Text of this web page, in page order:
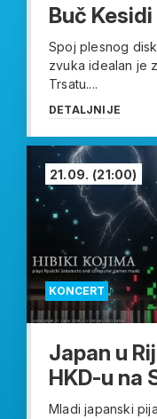
Buč
Spoj plesnog
zvuka idealan je
Trsatu....
DETALJNIJE
KONCERT
21.09. (21:00)
Japan u
HKD-u na
Mladi japanski